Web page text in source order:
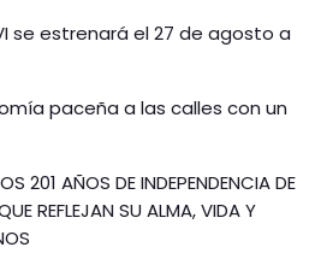
se estrenará el 27 de agosto a
paceña a las calles con un
201 AÑOS DE INDEPENDENCIA DE
REFLEJAN SU ALMA, VIDA Y